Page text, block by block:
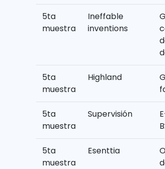
5ta
muestra
Ineffable
inventions
5ta
muestra
Highland
5ta
muestra
Supervisión
5ta
muestra
Esenttia